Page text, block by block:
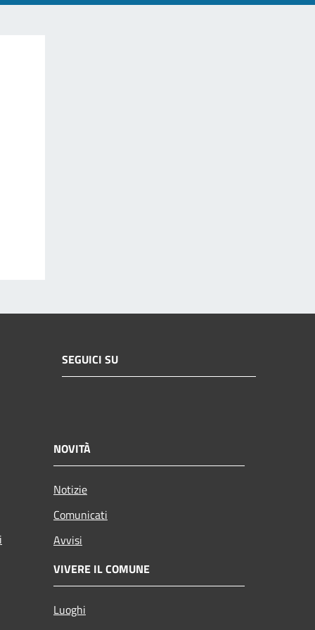
SEGUICI SU
NOVITÀ
Notizie
Comunicati
Avvisi
VIVERE IL COMUNE
Luoghi